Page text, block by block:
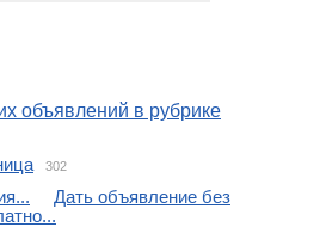
объявлений в рубрике
302
Дать объявление без